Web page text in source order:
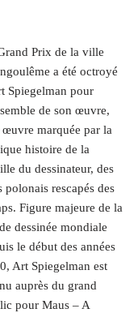
Prix de la ville
a été octroyé
Spiegelman pour
de son œuvre,
œuvre marquée par la
histoire de la
du dessinateur, des
polonais rescapés des
Figure majeure de la
dessinée mondiale
le début des années
Art Spiegelman est
auprès du grand
pour Maus – A